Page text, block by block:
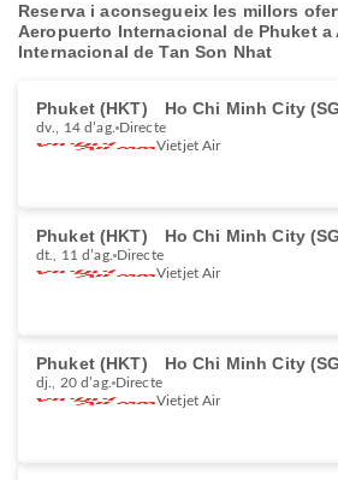
Reserva i aconsegueix les millors
Aeropuerto Internacional de Phuket a
Internacional de Tan Son Nhat
Phuket (HKT) Ho Chi Minh City
dv., 14 d’ag. Directe
Vietjet Air
Phuket (HKT) Ho Chi Minh City
dt., 11 d’ag. Directe
Vietjet Air
Phuket (HKT) Ho Chi Minh City
dj., 20 d’ag. Directe
Vietjet Air